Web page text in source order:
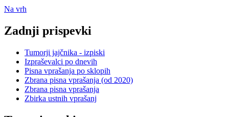
Na vrh
Zadnji prispevki
Tumorji jajčnika - izpiski
Izpraševalci po dnevih
Pisna vprašanja po sklopih
Zbrana pisna vprašanja (od 2020)
Zbrana pisna vprašanja
Zbirka ustnih vprašanj